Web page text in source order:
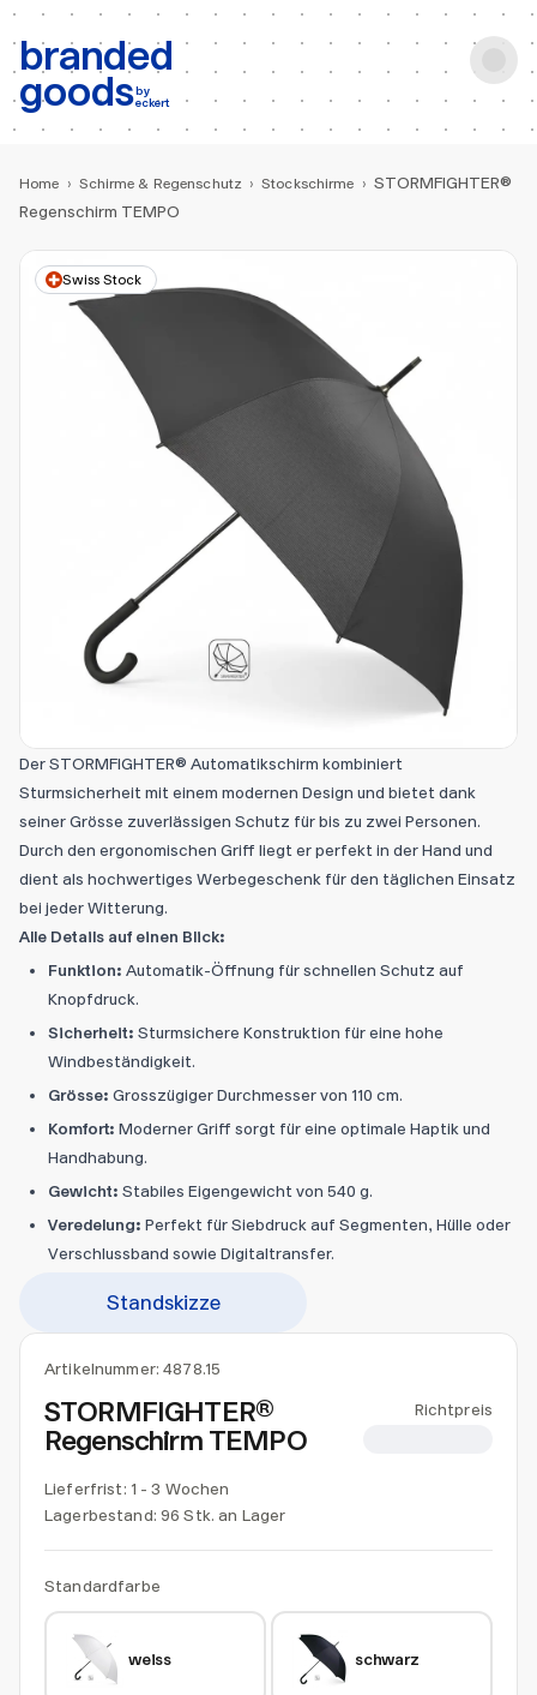
branded
goodsby
eckert
b: Produktsuche
Home › Schirme & Regenschutz › Stockschirme › STORMFIGHTER®
Regenschirm TEMPO
Artikelnummer:4878.15
STORMFIGHTER®
Regenschirm TEMPO
Richtpreis
Lieferfrist: 1 - 3 Wochen
Lagerbestand: 96 Stk. an Lager
Standardfarbe
weiss schwarz
Swiss Stock
Der STORMFIGHTER® Automatikschirm kombiniert
Sturmsicherheit mit einem modernen Design und bietet dank
seiner Grösse zuverlässigen Schutz für bis zu zwei Personen.
Durch den ergonomischen Griff liegt er perfekt in der Hand und
dient als hochwertiges Werbegeschenk für den täglichen Einsatz
bei jeder Witterung.
Alle Details auf einen Blick:
Funktion: Automatik-Öffnung für schnellen Schutz auf
Knopfdruck.
Sicherheit: Sturmsichere Konstruktion für eine hohe
Windbeständigkeit.
Grösse: Grosszügiger Durchmesser von 110 cm.
Komfort: Moderner Griff sorgt für eine optimale Haptik und
Handhabung.
Gewicht: Stabiles Eigengewicht von 540 g.
Veredelung: Perfekt für Siebdruck auf Segmenten, Hülle oder
Verschlussband sowie Digitaltransfer.
Standskizze